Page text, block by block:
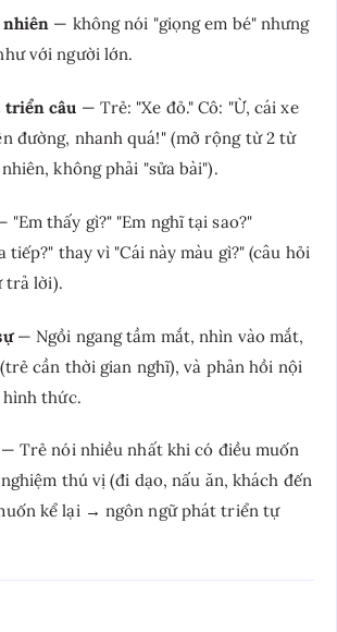
nhiên — không nói "giọng em bé" nhưng
với người lớn.
triển câu — Trẻ: "Xe đỏ." Cô: "Ừ, cái xe
đường, nhanh quá!" (mở rộng từ 2 từ
không phải "sửa bài").
"Em thấy gì?" "Em nghĩ tại sao?"
tiếp?" thay vì "Cái này màu gì?" (câu hỏi
trả lời).
— Ngồi ngang tầm mắt, nhìn vào mắt,
cần thời gian nghĩ), và phản hồi nội
thức.
— Trẻ nói nhiều nhất khi có điều muốn
thú vị (đi dạo, nấu ăn, khách đến
kể lại → ngôn ngữ phát triển tự